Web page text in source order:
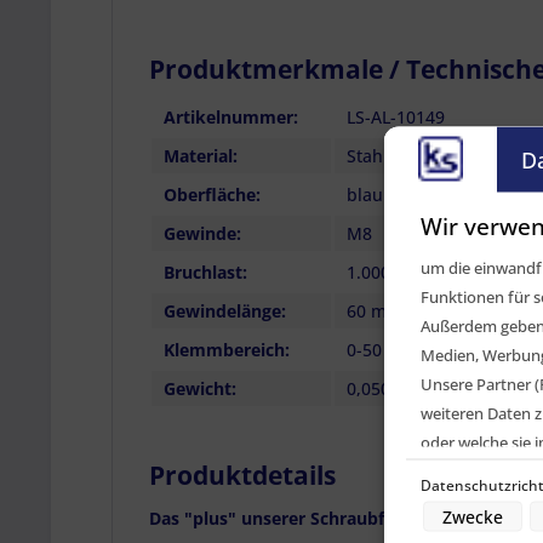
Produktmerkmale /
Artikelnummer:
LS-AL-10149
Material:
Stahl verzinkt
Oberfläche:
blau passiviert
Gewinde:
M8
Bruchlast:
1.000 daN
Gewindelänge:
60 mm
Klemmbereich:
0-50 mm
Gewicht:
0,050 kg
Produktdetails
Das "plus" unserer Schraubfittinge:
Wir
um die
Funktionen für
Außerdem
Medien,
Unsere Partner
weiteren Daten
oder welche sie
Zwecke